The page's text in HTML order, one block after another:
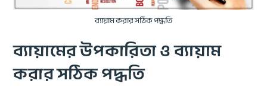
ব্যায়াম করার সঠিক পদ্ধতি
ব্যায়ামের উপকারিতা ও ব্যায়াম
করার সঠিক পদ্ধতি